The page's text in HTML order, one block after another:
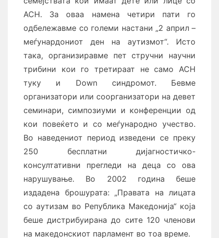
АСН. За оваа намена четири пати го
одбележавме со големи настани „2 април –
меѓунардониот ден на аутизмот“. Исто
така, организиравме пет стручни научни
трибини кои го третираат не само АСН
туку и Down синдромот. Бевме
организатори или соорганизатори на девет
семинари, симпозиуми и конференции од
кои повеќето и со меѓународно учество.
Во наведениот период изведени се преку
250 бесплатни дијагностичко-
консултативни прегледи на деца со ова
нарушување. Во 2002 година беше
издадена брошурата: „Правата на лицата
со аутизам во Република Македонија“ која
беше дистрибуирана до сите 120 членови
на македонскиот парламент во тоа време.